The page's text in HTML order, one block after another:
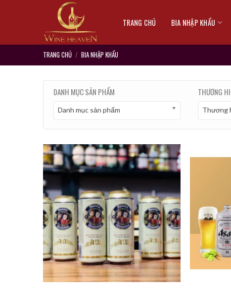
TRANG CHỦ BIA NHẬP KHẨU
TRANG CHỦ / BIA NHẬP KHẨU
DANH MỤC SẢN PHẨM
Danh mục sản phẩm
THƯƠNG
Thương